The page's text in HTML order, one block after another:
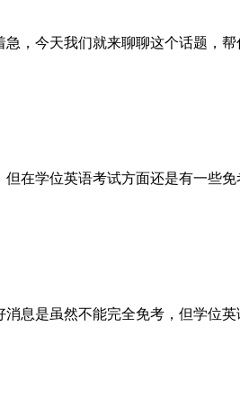
，今天我们就来聊聊这个话题，
学位英语考试方面还是有一些
息是虽然不能完全免考，但学位